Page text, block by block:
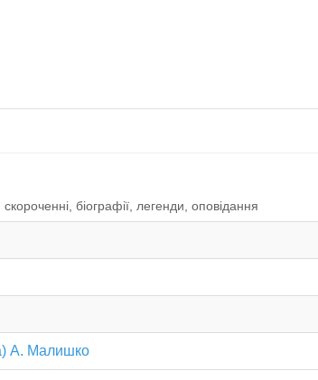
біографії, легенди, оповiдання
А. Малишко